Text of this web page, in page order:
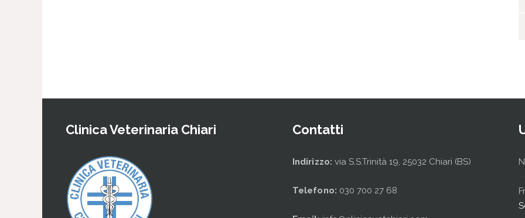
Clinica Veterinaria Chiari Contatti
Indirizzo: via S.S.Trinità 19, 25032 Chiari (BS)
Telefono: 030 700 27 68